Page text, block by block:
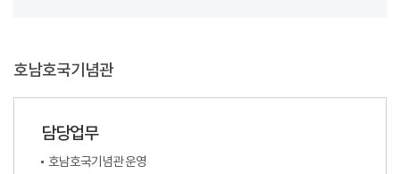
호남호국기념관
담당업무
호남호국기념관 운영